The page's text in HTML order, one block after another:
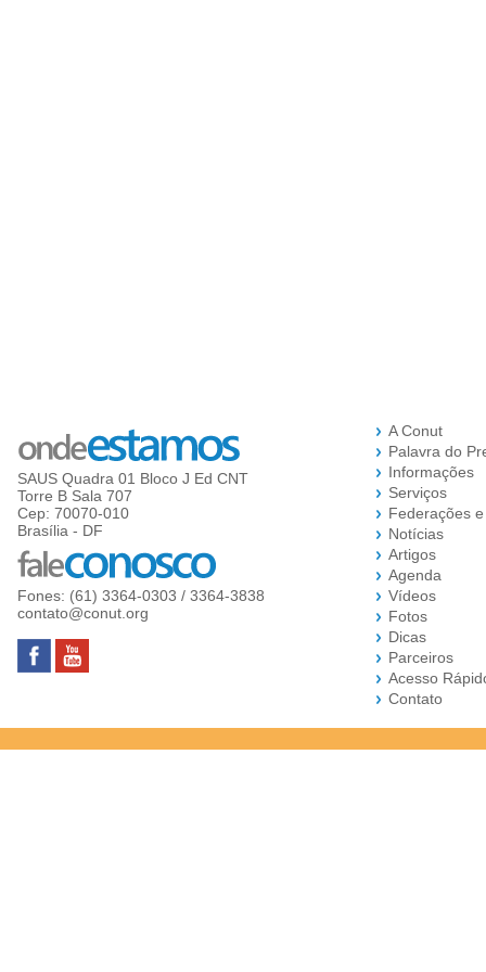
SAUS Quadra 01 Bloco J Ed CNT
Torre B Sala 707
Cep: 70070-010
Brasília - DF
Fones: (61) 3364-0303 / 3364-3838
contato@conut.org
A Conut
Palavra do
Informações
Serviços
Federações
Notícias
Artigos
Agenda
Vídeos
Fotos
Dicas
Parceiros
Acesso
Contato